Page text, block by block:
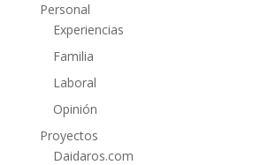
Personal
Experiencias
Familia
Laboral
Opinión
Proyectos
Daidaros.com